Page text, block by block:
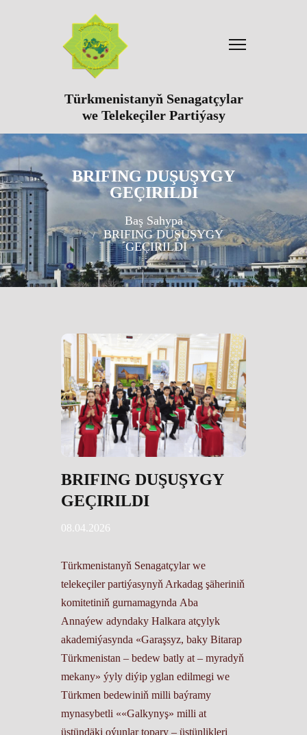
Türkmenistanyň Senagatçylar
we Telekeçiler Partiýasy
BRIFING DUŞUŞYGY
GEÇIRILDI
Baş Sahypa
BRIFING DUŞUŞYGY
GEÇIRILDI
BRIFING DUŞUŞYGY
GEÇIRILDI
08.04.2026
Türkmenistanyň Senagatçylar we
telekeçiler partiýasynyň Arkadag şäheriniň
komitetiniň gurnamagynda Aba
Annaýew adyndaky Halkara atçylyk
akademiýasynda «Garaşsyz, baky Bitarap
Türkmenistan – bedew batly at – myradyň
mekany» ýyly diýip yglan edilmegi we
Türkmen bedewiniň milli baýramy
mynasybetli ««Galkynyş» milli at
üstündäki oýunlar topary – üstünlikleri